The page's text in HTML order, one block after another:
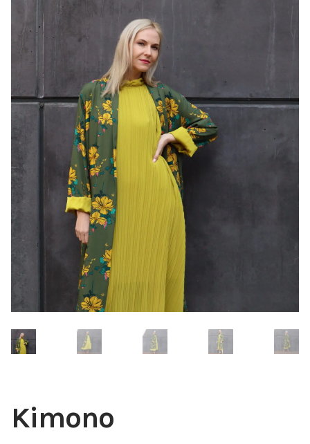
Pluusid
Jakid
Kudumid
Üleriided
Jalatsid
Kotid
Aksessuaarid
Kodu
ALLAHINDLUS
MEIST
Kimono